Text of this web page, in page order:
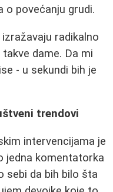
o povećanju grudi.
radikalno
dame. Da mi
- u sekundi bih je
trendovi
intervencijama je
jedna komentatorka
sebi da bih bilo šta